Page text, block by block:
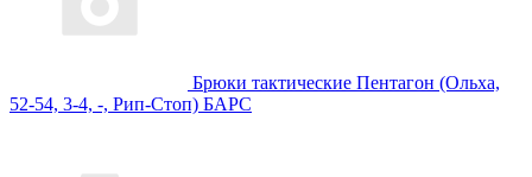
Брюки тактические Пентагон (Ольха,
52-54, 3-4, -, Рип-Стоп) БАРС